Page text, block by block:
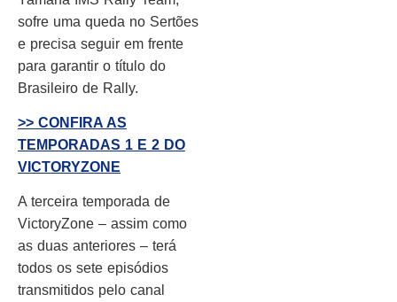
sofre uma queda no Sertões
e precisa seguir em frente
para garantir o título do
Brasileiro de Rally.
>> CONFIRA AS
TEMPORADAS 1 E 2 DO
VICTORYZONE
A terceira temporada de
VictoryZone – assim como
as duas anteriores – terá
todos os sete episódios
transmitidos pelo canal